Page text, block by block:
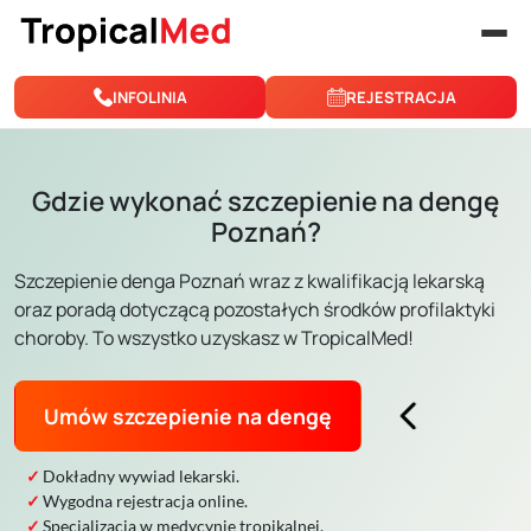
Przejdź do treści
INFOLINIA REJESTRACJA
Gdzie wykonać szczepienie na dengę
Poznań?
Szczepienie denga Poznań wraz z kwalifikacją lekarską
oraz poradą dotyczącą pozostałych środków profilaktyki
choroby. To wszystko uzyskasz w TropicalMed!
Umów szczepienie na dengę
Dokładny wywiad lekarski.
Wygodna rejestracja online.
Specjalizacja w medycynie tropikalnej.